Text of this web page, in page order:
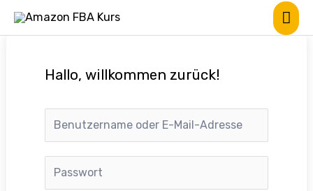
Hallo, willkommen zurück!